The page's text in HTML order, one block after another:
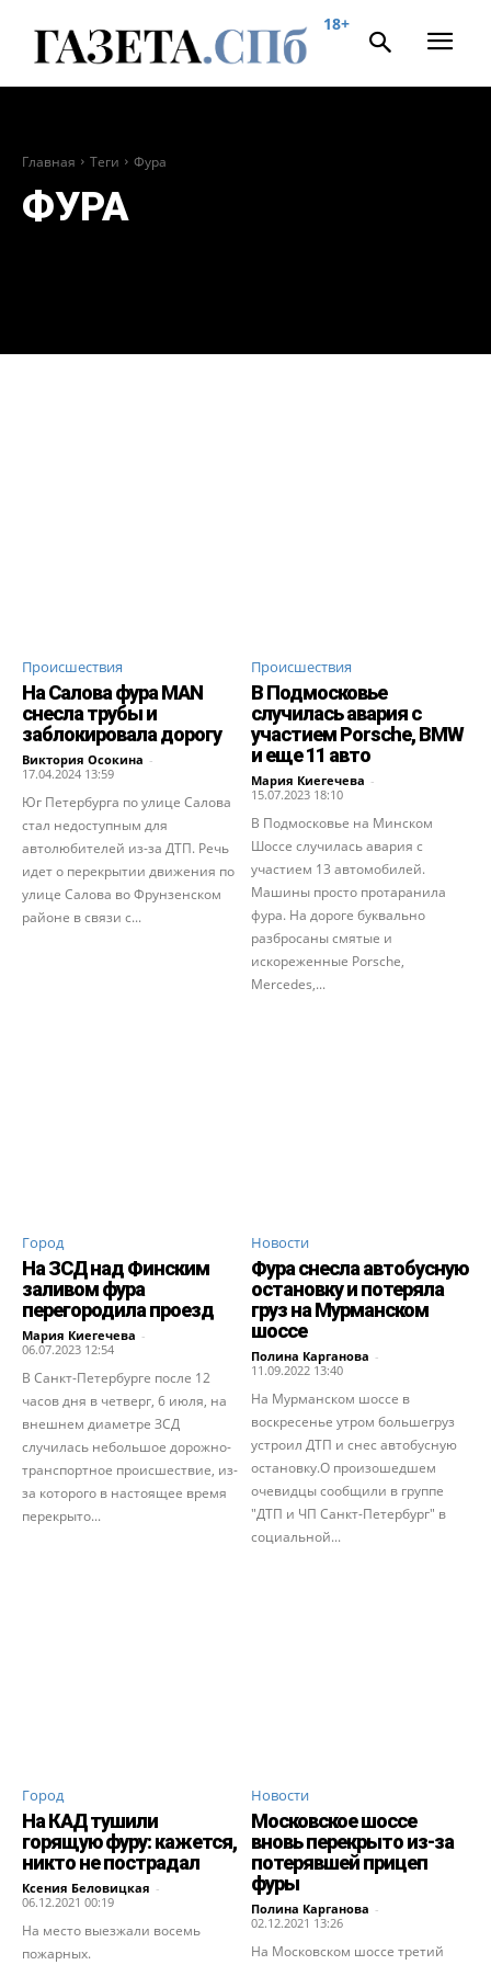
18+
Главная Теги Фура
ФУРА
Происшествия
На Салова фура MAN
снесла трубы и
заблокировала дорогу
Виктория Осокина -
17.04.2024 13:59
Юг Петербурга по улице Салова
стал недоступным для
автолюбителей из-за ДТП. Речь
идет о перекрытии движения по
улице Салова во Фрунзенском
районе в связи с...
Происшествия
В Подмосковье
случилась авария с
участием Porsche, BMW
и еще 11 авто
Мария Киегечева -
15.07.2023 18:10
В Подмосковье на Минском
Шоссе случилась авария с
участием 13 автомобилей.
Машины просто протаранила
фура. На дороге буквально
разбросаны смятые и
искореженные Porsche,
Mercedes,...
Город
На ЗСД над Финским
заливом фура
перегородила проезд
Мария Киегечева -
06.07.2023 12:54
В Санкт-Петербурге после 12
часов дня в четверг, 6 июля, на
внешнем диаметре ЗСД
случилась небольшое дорожно-
транспортное происшествие, из-
за которого в настоящее время
перекрыто...
Новости
Фура снесла автобусную
остановку и потеряла
груз на Мурманском
шоссе
Полина Карганова -
11.09.2022 13:40
На Мурманском шоссе в
воскресенье утром большегруз
устроил ДТП и снес автобусную
остановку.О произошедшем
очевидцы сообщили в группе
"ДТП и ЧП Санкт-Петербург" в
социальной...
Город
На КАД тушили
горящую фуру: кажется,
никто не пострадал
Ксения Беловицкая -
06.12.2021 00:19
На место выезжали восемь
пожарных.
Новости
Московское шоссе
вновь перекрыто из-за
потерявшей прицеп
фуры
Полина Карганова -
02.12.2021 13:26
На Московском шоссе третий